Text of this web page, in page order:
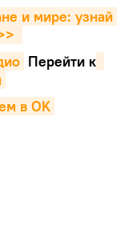
и мире: узнай
Перейти к
в OK